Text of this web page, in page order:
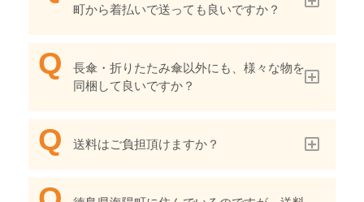
町から着払いで送っても良いですか？
長傘・折りたたみ傘以外にも、様々な物を
同梱して良いですか？
送料はご負担頂けますか？